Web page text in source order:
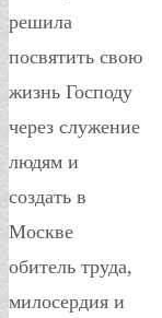
решила
посвятить свою
жизнь Господу
через служение
людям и
создать в
Москве
обитель труда,
милосердия и